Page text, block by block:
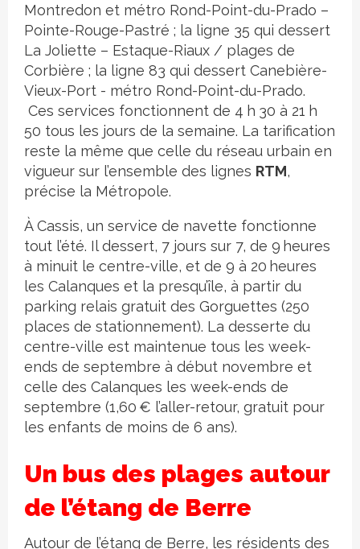
Montredon et métro Rond-Point-du-Prado –
Pointe-Rouge-Pastré ; la ligne 35 qui dessert
La Joliette – Estaque-Riaux / plages de
Corbière ; la ligne 83 qui dessert Canebière-
Vieux-Port - métro Rond-Point-du-Prado.
Ces services fonctionnent de 4 h 30 à 21 h
50 tous les jours de la semaine. La tarification
reste la même que celle du réseau urbain en
vigueur sur l’ensemble des lignes RTM,
précise la Métropole.
À Cassis, un service de navette fonctionne
tout l’été. Il dessert, 7 jours sur 7, de 9 heures
à minuit le centre-ville, et de 9 à 20 heures
les Calanques et la presqu’île, à partir du
parking relais gratuit des Gorguettes (250
places de stationnement). La desserte du
centre-ville est maintenue tous les week-
ends de septembre à début novembre et
celle des Calanques les week-ends de
septembre (1,60 € l’aller-retour, gratuit pour
les enfants de moins de 6 ans).
Un bus des plages autour
de l’étang de Berre
Autour de l’étang de Berre, les résidents des